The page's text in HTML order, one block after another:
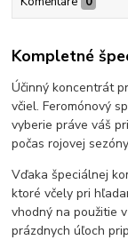
Kompletné
Účinný koncentrát
včiel. Feromónový
vyberie práve váš
počas rojovej
Vďaka špeciálnej
ktoré včely pri
vhodný na použitie
prázdnych úľoch